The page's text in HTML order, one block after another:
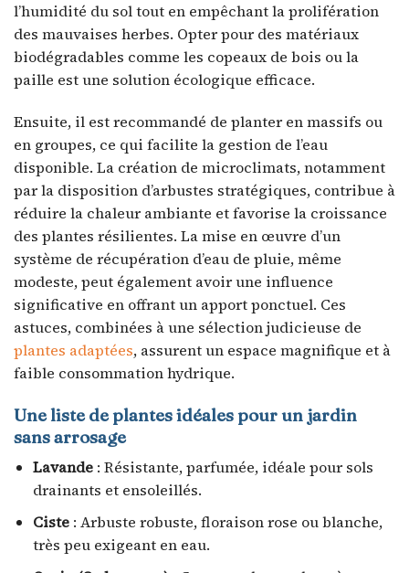
l’humidité du sol tout en empêchant la prolifération
des mauvaises herbes. Opter pour des matériaux
biodégradables comme les copeaux de bois ou la
paille est une solution écologique efficace.
Ensuite, il est recommandé de planter en massifs ou
en groupes, ce qui facilite la gestion de l’eau
disponible. La création de microclimats, notamment
par la disposition d’arbustes stratégiques, contribue à
réduire la chaleur ambiante et favorise la croissance
des plantes résilientes. La mise en œuvre d’un
système de récupération d’eau de pluie, même
modeste, peut également avoir une influence
significative en offrant un apport ponctuel. Ces
astuces, combinées à une sélection judicieuse de
plantes adaptées, assurent un espace magnifique et à
faible consommation hydrique.
Une liste de plantes idéales pour un jardin
sans arrosage
Lavande: Résistante, parfumée, idéale pour sols
drainants et ensoleillés.
Ciste: Arbuste robuste, floraison rose ou blanche,
très peu exigeant en eau.